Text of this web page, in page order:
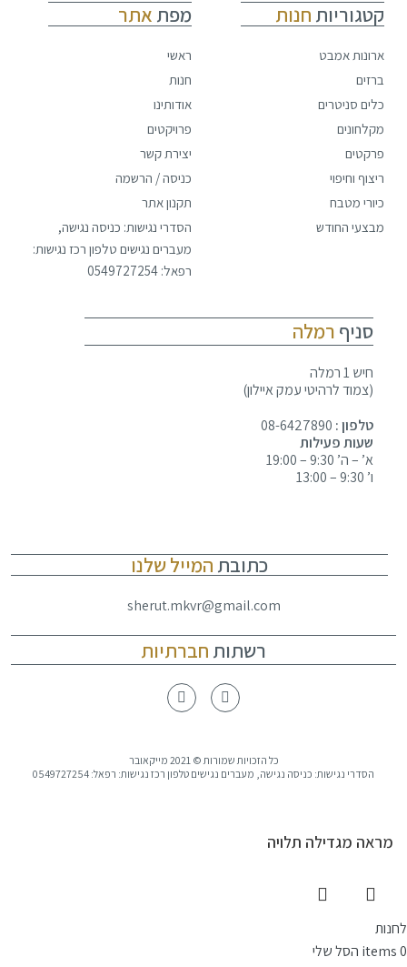
קטגוריות חנות
ארונות אמבט
ברזים
כלים סניטרים
מקלחונים
פרקטים
ריצוף וחיפוי
כיורי מטבח
מבצעי החודש
מפת אתר
ראשי
חנות
אודותינו
פרויקטים
יצירת קשר
כניסה / הרשמה
תקנון אתר
הסדרי נגישות: כניסה נגישה,
מעברים נגישים טלפון רכז נגישות:
רפאל: 0549727254
סניף רמלה
חיש 1 רמלה
(צמוד לרהיטי עמק איילון)
טלפון : 08-6427890
שעות פעילות
א’ – ה’ 9:30 – 19:00
ו’ 9:30 – 13:00
כתובת המייל שלנו
sherut.mkvr@gmail.com
רשתות חברתיות
כל הזכויות שמורות © 2021 מייקאובר
הסדרי נגישות: כניסה נגישה, מעברים נגישים טלפון רכז נגישות: רפאל: 0549727254
מראה מגדילה תלויה
לחנות
0
items הסל שלי